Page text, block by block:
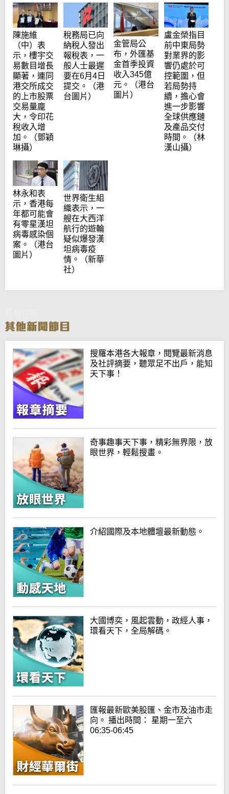
陳施維
（中）表
示，樓宇交
易數目增長
顯著，連同
港交所成交
的上市股票
交易量龐
大，令印花
稅收入增
加。（鄧穎
琳攝）
稅務局已向
納稅人發出
報稅表，一
般人士最遲
要在6月4日
提交。（港
台圖片）
金管局公
布，外匯基
金首季投資
收入345億
元。（港台
圖片）
盧金榮指目
前中東局勢
對業界的影
響仍處於可
控範圍，但
若局勢持
續，擔心會
進一步影響
全球供應鏈
及產品交付
時間。（林
漢山攝）
林永和表
示，香港每
年都可能會
有零星漢坦
病毒感染個
案。（港台
圖片）
世界衛生組
織表示，一
艘在大西洋
航行的遊輪
疑似爆發漢
坦病毒疫
情。（新華
社）
搜羅本港各大報章，閱覽最新消息
及社評摘要，聽眾足不出戶，能知
天下事！
奇事趣事天下事，精彩無界限，放
眼世界，輕鬆搜畫。
介紹國際及本地體壇最新動態。
大國博奕，風起雲動，政經人事，
環看天下，全局解碼。
匯報最新歐美股匯、金市及油市走
向。 播出時間： 星期一至六
06:35-06:45